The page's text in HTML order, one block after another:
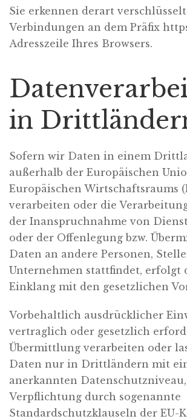
Sie erkennen derart
Verbindungen an dem Präfix
Adresszeile Ihres Browsers.
in
Sofern wir Daten in einem
außerhalb der Europäischen
Europäischen Wirtschaftsraums
verarbeiten oder die
der Inanspruchnahme von
oder der Offenlegung bzw.
Daten an andere Personen,
Unternehmen stattfindet, erfolgt
Einklang mit den gesetzlichen
Vorbehaltlich ausdrücklicher
vertraglich oder gesetzlich
Übermittlung verarbeiten oder
Daten nur in Drittländern mit
anerkannten
Verpflichtung durch sogenannte
Standardschutzklauseln der EU-